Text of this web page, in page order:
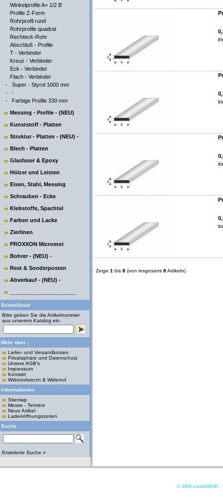
Winkelprofile A= 1/2 B
Profile Z-Form
Rohrprofil rund
Rohrprofile quadrat
Rechteck-Rohr
Abschluß - Profile
T - Verbinder
Kreuz - Verbinder
Eck - Verbinder
Flach - Verbinder
- Super - Styrol 1000 mm
- -
- Farbige Profile 330 mm
Messing - Profile - (NEU)
Kunststoff - Platten
Struktur - Platten - (NEU) -
Blech - Platten
Glasfaser & Epoxy
Hölzer und Leisten
Eisen, Stahl, Messing
Schrauben - Ecke
Klebstoffe, Spachtel
Farben und Lacke
Zierlinen
PROXXON Micromot
Bohrer - (NEU) -
Rest & Sonderposten
Abverkauf - (NEU) -
Schnellkauf
Bitte geben Sie die Artikelnummer
aus unserem Katalog ein.
Mehr über...
Liefer- und Versandkosten
Privatsphäre und Datenschutz
Unsere AGB's
Impressum
Kontakt
Widerrufsrecht & Widerruf
Informationen
Sitemap
Messe - Termine
Neue Artikel
Ladenöffnungszeiten
Suche
Erweiterte Suche »
Zeige 1 bis 8 (von insgesamt 8Artikeln)
© 2006 xoomSHOP. -